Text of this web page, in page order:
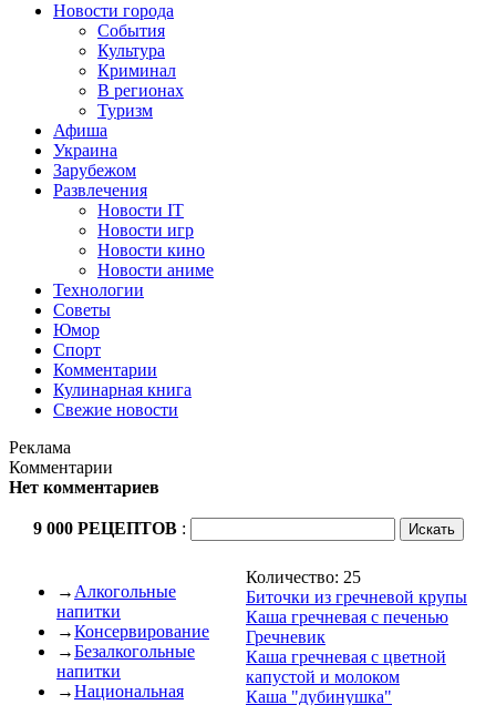
Новости города
События
Культура
Криминал
В регионах
Туризм
Афиша
Украина
Зарубежом
Развлечения
Новости IT
Новости игр
Новости кино
Новости аниме
Технологии
Советы
Юмор
Спорт
Комментарии
Кулинарная книга
Свежие новости
Реклама
Комментарии
Нет комментариев
9 000 РЕЦЕПТОВ :
→ Алкогольные
напитки
→Консервирование
→Безалкогольные
напитки
→Национальная
Количество: 25
Биточки из гречневой крупы
Каша гречневая с печенью
Гречневик
Каша гречневая с цветной
капустой и молоком
Каша "дубинушка"